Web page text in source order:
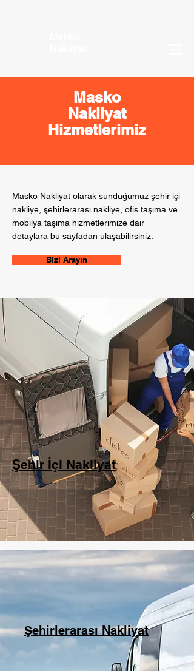
Masko
Nakliyat
Hizmetlerimiz
Masko Nakliyat olarak sunduğumuz şehir içi
nakliye, şehirlerarası nakliye, ofis taşıma ve
mobilya taşıma hizmetlerimize dair
detaylara bu sayfadan ulaşabilirsiniz.
Bizi Arayın
Şehir İçi Nakliyat
Şehirlerarası Nakliyat